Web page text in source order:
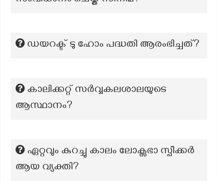
ഡയറക്ട് ടു ഹോം പദ്ധതി ആരംഭിച്ചത്?
കാലിക്കറ്റ് സര്‍വ്വകലശാലയുടെ
ആസ്ഥാനം?
ഏറ്റവും കുറച്ചു കാലം ലോക്സഭാ സ്പീക്കർ
ആയ വ്യക്തി?